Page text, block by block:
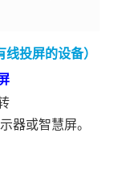
投屏的设备）
器或智慧屏。